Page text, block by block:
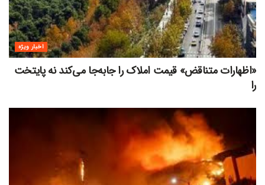
اخبار ویژه
«اظهارات متناقض» قیمت‌ املاک را جابه‌جا می‌کند نه پایتخت
را